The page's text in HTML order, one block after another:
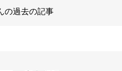
の過去の記事